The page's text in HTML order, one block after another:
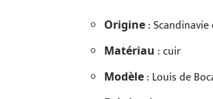
Origine :
Matériau : cuir
Modèle : Louis de